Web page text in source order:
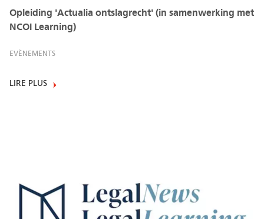
Opleiding 'Actualia ontslagrecht' (in samenwerking met
NCOI Learning)
EVÈNEMENTS
LIRE PLUS